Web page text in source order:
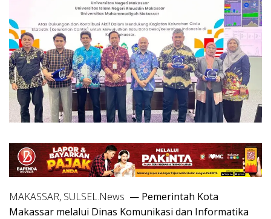
MAKASSAR, SULSEL.News — Pemerintah Kota
Makassar melalui Dinas Komunikasi dan Informatika